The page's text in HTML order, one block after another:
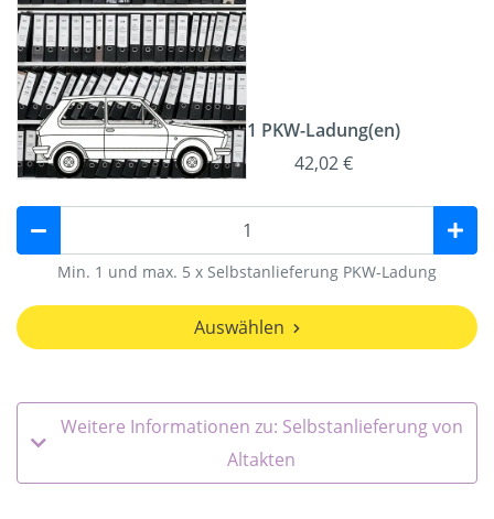
1 PKW-Ladung(en)
42,02 €
Min. 1 und max. 5 x Selbstanlieferung PKW-Ladung
Auswählen
Weitere Informationen zu: Selbstanlieferung von
Altakten